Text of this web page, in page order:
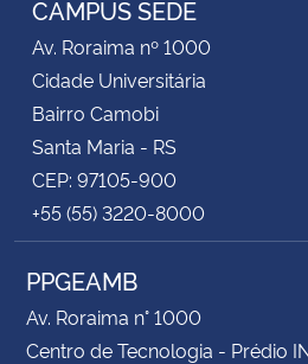
Secretaria-Geral
Secretaria de Governo
Gabinete de Segurança Institucional
Advocacia-Geral da União
CAMPUS SEDE
Av. Roraima nº 1000
Cidade Universitária
Bairro Camobi
Santa Maria - RS
CEP: 97105-900
+55 (55) 3220-8000
PPGEAMB
Av. Roraima n° 1000
Centro de Tecnologia - Prédio